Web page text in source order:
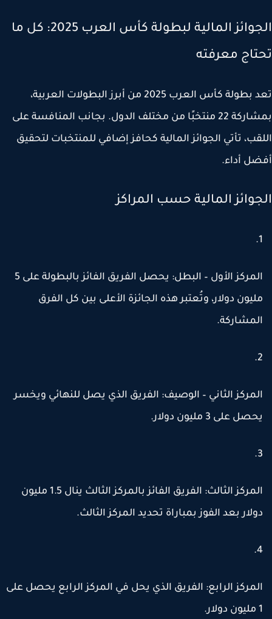
الجوائز المالية لبطولة كأس العرب 2025: كل ما
معرفته
بطولةكأس العرب 2025
من أبرز البطولات العربية،
بمشاركة 22 منتخبًا من مختلف الدول. بجانب المنافسة على
تأتيالجوائز الماليةكحافز إضافي للمنتخبات لتحقيق
أداء.
المالية حسب المراكز
الأول – البطل:يحصل الفريق الفائز بالبطولة على5
دولار، وتُعتبر هذه الجائزة الأعلى بين كل الفرق
الثاني – الوصيف:الفريق الذي يصل للنهائي ويخسر
على3 مليون دولار .
الثالث:الفريق الفائز بالمركز الثالث ينال
1.5 مليون
بعد الفوز بمباراة تحديد المركز الثالث.
الرابع:الفريق الذي يحل في المركز الرابع يحصل على
.